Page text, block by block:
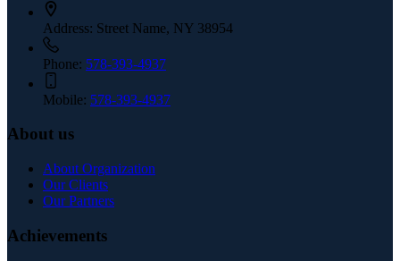
Address: Street Name, NY 38954
Phone: 578-393-4937
Mobile: 578-393-4937
About us
About Organization
Our Clients
Our Partners
Achievements